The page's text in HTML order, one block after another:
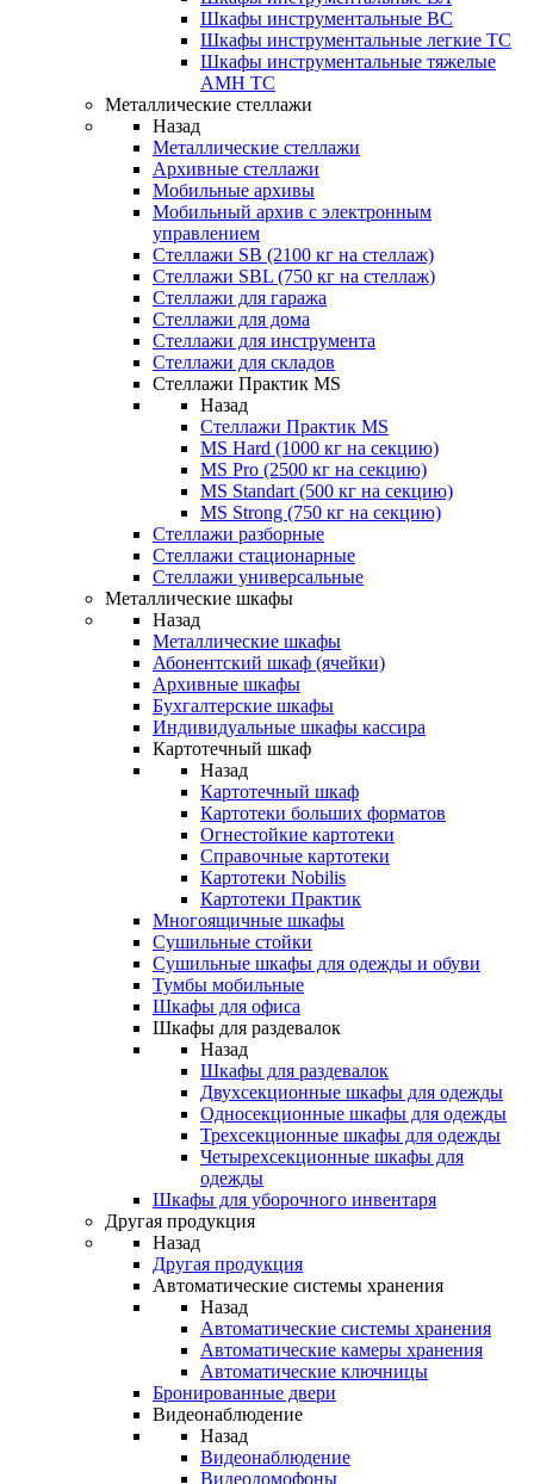
Шкафы инструментальные ВС
Шкафы инструментальные легкие ТС
Шкафы инструментальные тяжелые
AMH TC
Металлические стеллажи
Назад
Металлические стеллажи
Архивные стеллажи
Мобильные архивы
Мобильный архив с электронным
управлением
Стеллажи SB (2100 кг на стеллаж)
Стеллажи SBL (750 кг на стеллаж)
Стеллажи для гаража
Стеллажи для дома
Стеллажи для инструмента
Стеллажи для складов
Стеллажи Практик MS
Назад
Стеллажи Практик MS
MS Hard (1000 кг на секцию)
MS Pro (2500 кг на секцию)
MS Standart (500 кг на секцию)
MS Strong (750 кг на секцию)
Стеллажи разборные
Стеллажи стационарные
Стеллажи универсальные
Металлические шкафы
Назад
Металлические шкафы
Абонентский шкаф (ячейки)
Архивные шкафы
Бухгалтерские шкафы
Индивидуальные шкафы кассира
Картотечный шкаф
Назад
Картотечный шкаф
Картотеки больших форматов
Огнестойкие картотеки
Справочные картотеки
Картотеки Nobilis
Картотеки Практик
Многоящичные шкафы
Сушильные стойки
Сушильные шкафы для одежды и обуви
Тумбы мобильные
Шкафы для офиса
Шкафы для раздевалок
Назад
Шкафы для раздевалок
Двухсекционные шкафы для одежды
Односекционные шкафы для одежды
Трехсекционные шкафы для одежды
Четырехсекционные шкафы для
одежды
Шкафы для уборочного инвентаря
Другая продукция
Назад
Другая продукция
Автоматические системы хранения
Назад
Автоматические системы хранения
Автоматические камеры хранения
Автоматические ключницы
Бронированные двери
Видеонаблюдение
Назад
Видеонаблюдение
Видеодомофоны